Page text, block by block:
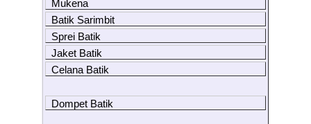
Mukena
Batik Sarimbit
Sprei Batik
Jaket Batik
Celana Batik
Dompet Batik